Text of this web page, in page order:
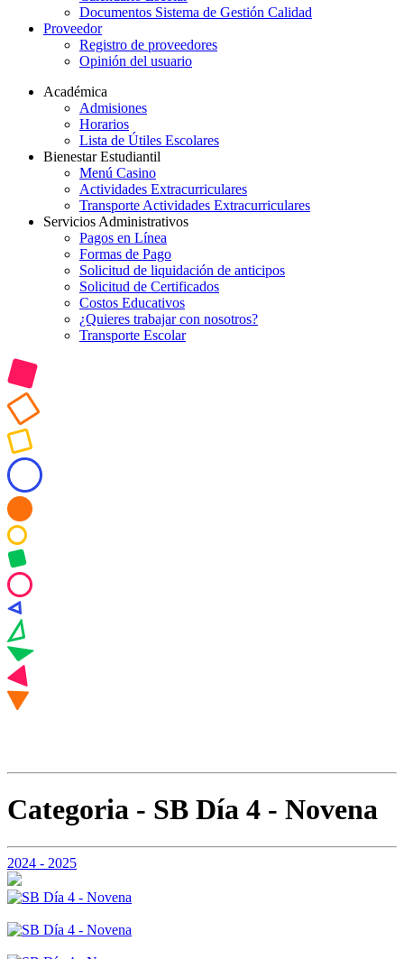
Documentos Sistema de Gestión Calidad
Proveedor
Registro de proveedores
Opinión del usuario
Académica
Admisiones
Horarios
Lista de Útiles Escolares
Bienestar Estudiantil
Menú Casino
Actividades Extracurriculares
Transporte Actividades Extracurriculares
Servicios Administrativos
Pagos en Línea
Formas de Pago
Solicitud de liquidación de anticipos
Solicitud de Certificados
Costos Educativos
¿Quieres trabajar con nosotros?
Transporte Escolar
Categoria - SB Día 4 - Novena
2024 - 2025